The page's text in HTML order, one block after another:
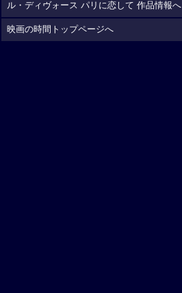
ル・ディヴォース パリに恋して 作品情報へ
映画の時間トップページへ